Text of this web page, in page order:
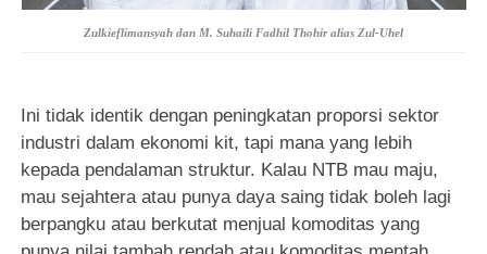
Zulkieflimansyah dan M. Suhaili Fadhil Thohir alias Zul-Uhel
Ini tidak identik dengan peningkatan proporsi sektor
industri dalam ekonomi kit, tapi mana yang lebih
kepada pendalaman struktur. Kalau NTB mau maju,
mau sejahtera atau punya daya saing tidak boleh lagi
berpangku atau berkutat menjual komoditas yang